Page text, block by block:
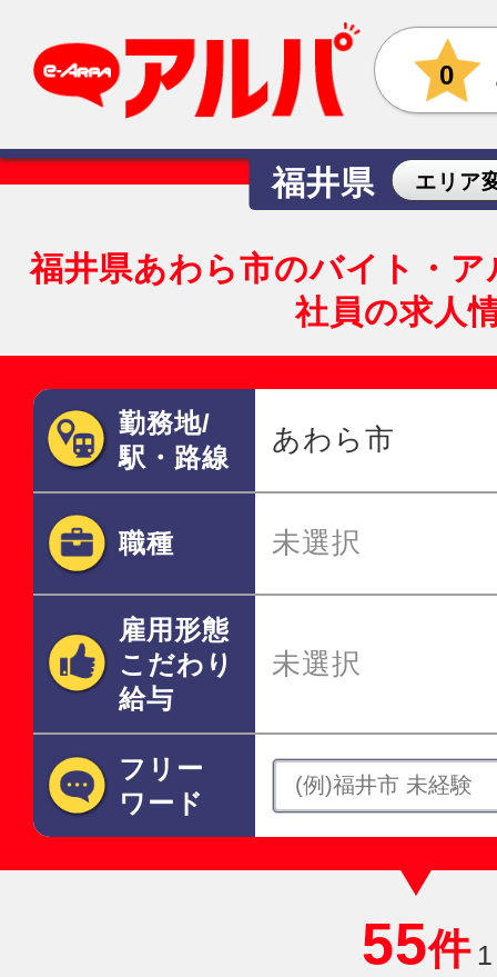
0
福井県 エリア
福井県あわら市のバイト・
社員の求人
勤務地/
駅・路線
あわら市
職種 未選択
雇用形態
こだわり
給与
未選択
フリー
ワード
55件